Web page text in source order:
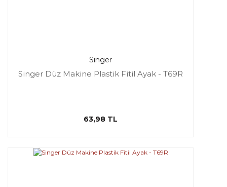
Singer
Singer Düz Makine Plastik Fitil Ayak - T69R
63,98 TL